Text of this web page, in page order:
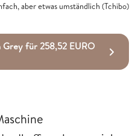
aber etwas umständlich (Tchibo)
Grey für 258,52 EURO